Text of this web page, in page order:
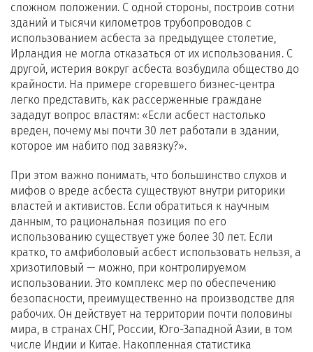
сложном положении. С одной стороны, построив сотни
зданий и тысячи километров трубопроводов с
использованием асбеста за предыдущее столетие,
Ирландия не могла отказаться от их использования. С
другой, истерия вокруг асбеста возбудила общество до
крайности. На примере сгоревшего бизнес-центра
легко представить, как рассерженные граждане
зададут вопрос властям: «Если асбест настолько
вреден, почему мы почти 30 лет работали в здании,
которое им набито под завязку?».
При этом важно понимать, что большинство слухов и
мифов о вреде асбеста существуют внутри риторики
властей и активистов. Если обратиться к научным
данным, то рациональная позиция по его
использованию существует уже более 30 лет. Если
кратко, то амфиболовый асбест использовать нельзя, а
хризотиловый — можно, при контролируемом
использовании. Это комплекс мер по обеспечению
безопасности, преимущественно на производстве для
рабочих. Он действует на территории почти половины
мира, в странах СНГ, России, Юго-Западной Азии, в том
числе Индии и Китае. Накопленная статистика